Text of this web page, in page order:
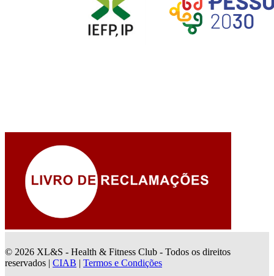
© 2026 XL&S - Health & Fitness Club - Todos os direitos
reservados | CIAB | Termos e Condições